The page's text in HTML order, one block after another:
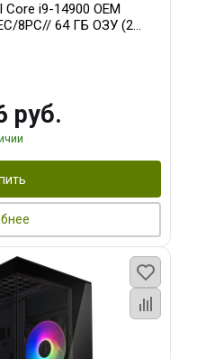
i9-14900 OEM
8PC// 64 ГБ ОЗУ (2
WATERFORCE
руб.